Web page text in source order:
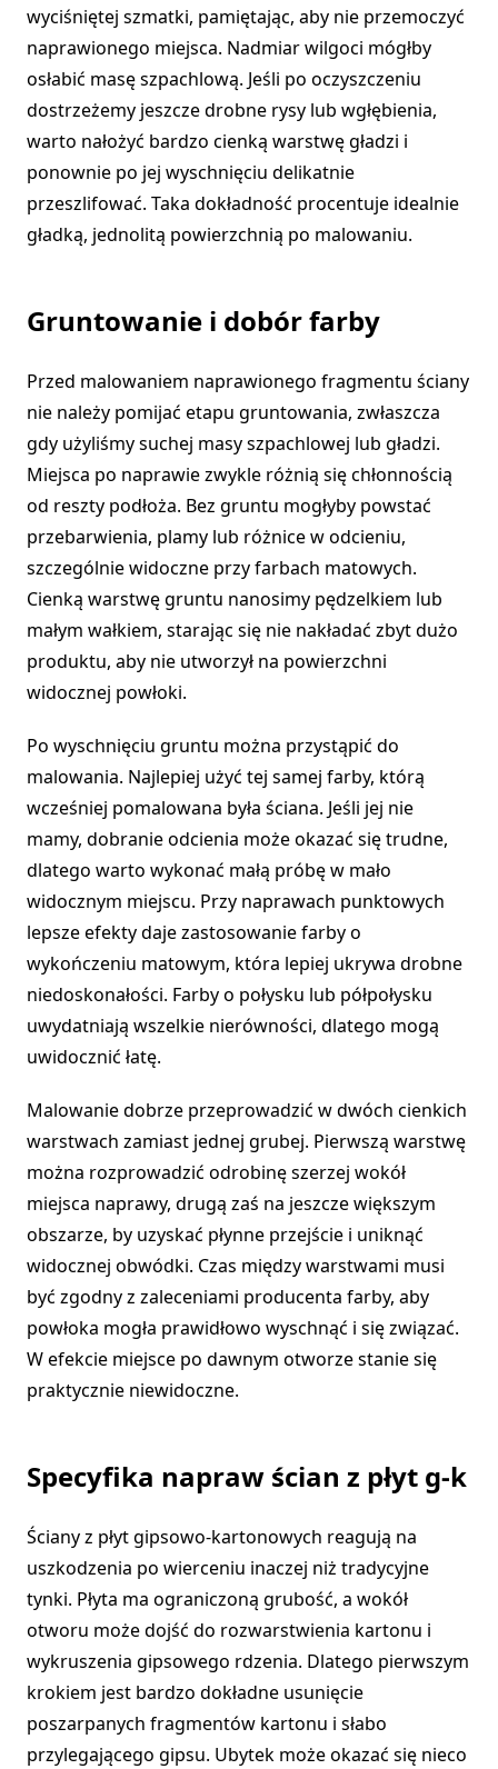
wyciśniętej szmatki, pamiętając, aby nie przemoczyć
naprawionego miejsca. Nadmiar wilgoci mógłby
osłabić masę szpachlową. Jeśli po oczyszczeniu
dostrzeżemy jeszcze drobne rysy lub wgłębienia,
warto nałożyć bardzo cienką warstwę gładzi i
ponownie po jej wyschnięciu delikatnie
przeszlifować. Taka dokładność procentuje idealnie
gładką, jednolitą powierzchnią po malowaniu.
Gruntowanie i dobór farby
Przed malowaniem naprawionego fragmentu ściany
nie należy pomijać etapu gruntowania, zwłaszcza
gdy użyliśmy suchej masy szpachlowej lub gładzi.
Miejsca po naprawie zwykle różnią się chłonnością
od reszty podłoża. Bez gruntu mogłyby powstać
przebarwienia, plamy lub różnice w odcieniu,
szczególnie widoczne przy farbach matowych.
Cienką warstwę gruntu nanosimy pędzelkiem lub
małym wałkiem, starając się nie nakładać zbyt dużo
produktu, aby nie utworzył na powierzchni
widocznej powłoki.
Po wyschnięciu gruntu można przystąpić do
malowania. Najlepiej użyć tej samej farby, którą
wcześniej pomalowana była ściana. Jeśli jej nie
mamy, dobranie odcienia może okazać się trudne,
dlatego warto wykonać małą próbę w mało
widocznym miejscu. Przy naprawach punktowych
lepsze efekty daje zastosowanie farby o
wykończeniu matowym, która lepiej ukrywa drobne
niedoskonałości. Farby o połysku lub półpołysku
uwydatniają wszelkie nierówności, dlatego mogą
uwidocznić łatę.
Malowanie dobrze przeprowadzić w dwóch cienkich
warstwach zamiast jednej grubej. Pierwszą warstwę
można rozprowadzić odrobinę szerzej wokół
miejsca naprawy, drugą zaś na jeszcze większym
obszarze, by uzyskać płynne przejście i uniknąć
widocznej obwódki. Czas między warstwami musi
być zgodny z zaleceniami producenta farby, aby
powłoka mogła prawidłowo wyschnąć i się związać.
W efekcie miejsce po dawnym otworze stanie się
praktycznie niewidoczne.
Specyfika napraw ścian z płyt g-k
Ściany z płyt gipsowo-kartonowych reagują na
uszkodzenia po wierceniu inaczej niż tradycyjne
tynki. Płyta ma ograniczoną grubość, a wokół
otworu może dojść do rozwarstwienia kartonu i
wykruszenia gipsowego rdzenia. Dlatego pierwszym
krokiem jest bardzo dokładne usunięcie
poszarpanych fragmentów kartonu i słabo
przylegającego gipsu. Ubytek może okazać się nieco